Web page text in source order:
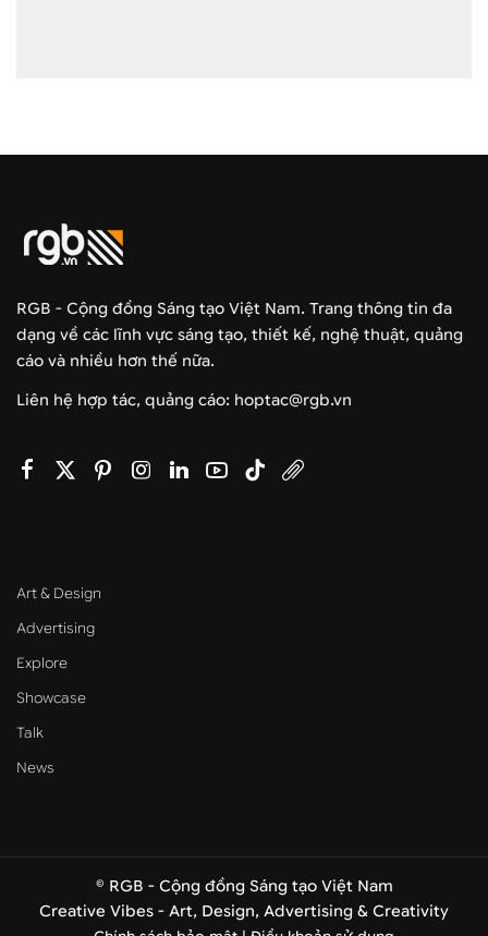
RGB - Cộng đồng Sáng tạo Việt Nam. Trang thông tin đa
dạng về các lĩnh vực sáng tạo, thiết kế, nghệ thuật, quảng
cáo và nhiều hơn thế nữa.
Liên hệ hợp tác, quảng cáo: hoptac@rgb.vn
Art & Design
Advertising
Explore
Showcase
Talk
News
© RGB - Cộng đồng Sáng tạo Việt Nam
Creative Vibes - Art, Design, Advertising & Creativity